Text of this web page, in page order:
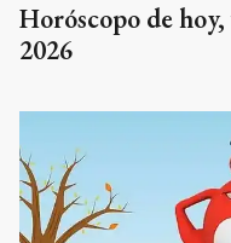
Horóscopo de
2026